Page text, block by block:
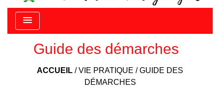
menu
Guide des démarches
ACCUEIL /VIE PRATIQUE /GUIDE DES
DÉMARCHES